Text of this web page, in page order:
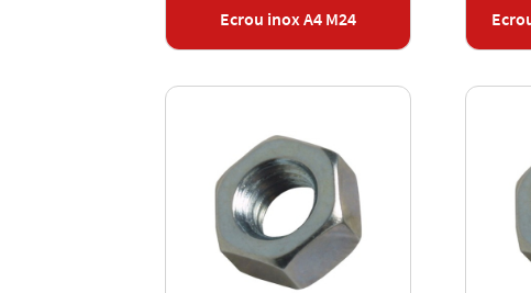
Ecrou inox A4 M24